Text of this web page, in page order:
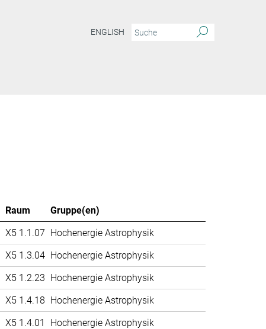
ENGLISH
Raum
Gruppe(en)
X5 1.1.07 Hochenergie Astrophysik
X5 1.3.04 Hochenergie Astrophysik
X5 1.2.23 Hochenergie Astrophysik
X5 1.4.18 Hochenergie Astrophysik
X5 1.4.01
Hochenergie Astrophysik